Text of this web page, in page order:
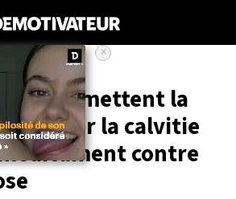
émettent la
traiter la calvitie
contre
×